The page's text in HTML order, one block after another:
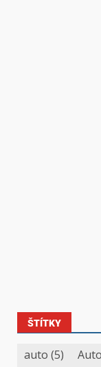
ŠTÍTKY
auto (5)